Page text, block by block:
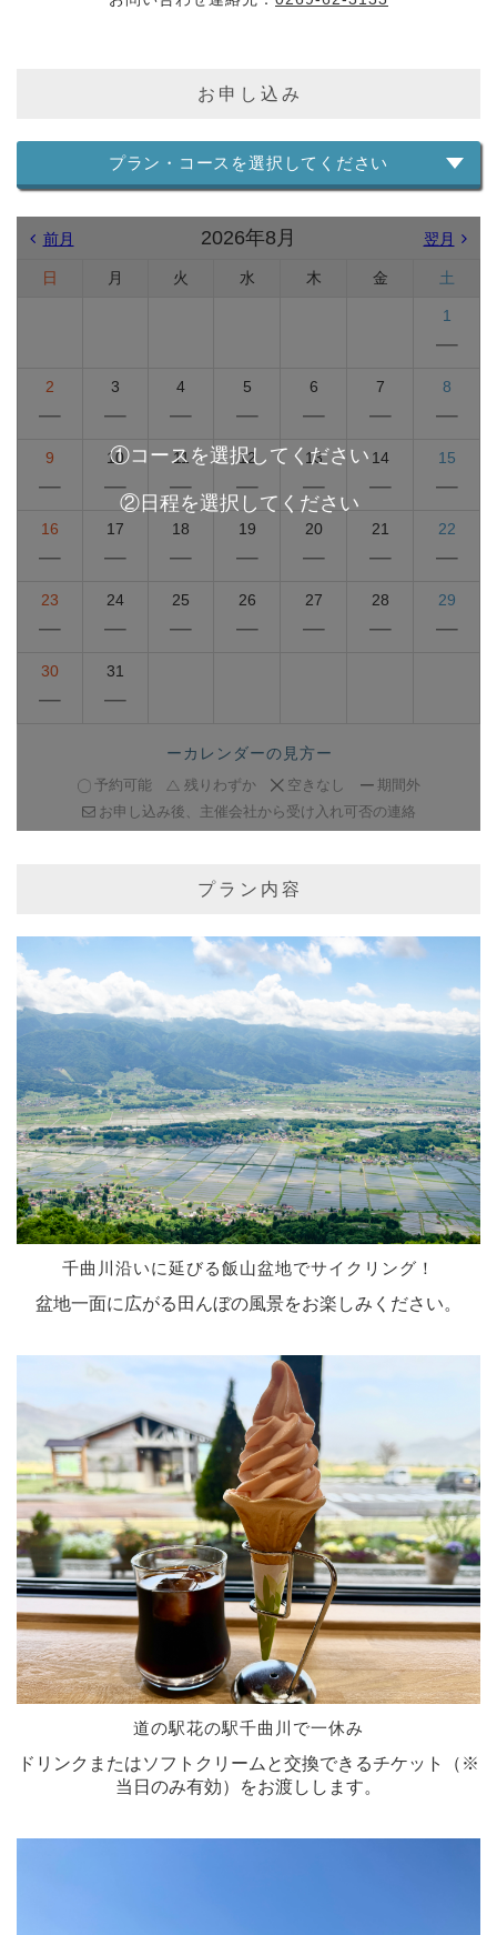
お申し込み
プラン・コースを選択してください
前月 2026年8月 翌月
日 月 火 水 木 金 土
1
2 3 4 5 6 7 8
9 10 11 12 13 14 15
16 17 18 19 20 21 22
23 24 25 26 27 28 29
30 31
ーカレンダーの見方ー
予約可能 残りわずか 空きなし
期間外
お申し込み後、主催会社から受け入れ可否の連絡
プラン内容
千曲川沿いに延びる飯山盆地でサイクリング！
盆地一面に広がる田んぼの風景をお楽しみください。
道の駅花の駅千曲川で一休み
ドリンクまたはソフトクリームと交換できるチケット（※
当日のみ有効）をお渡しします。